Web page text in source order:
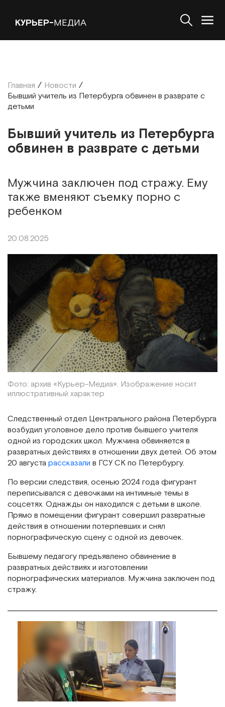
КУРЬЕР-МЕДИА
Главная / Новости /
Бывший учитель из Петербурга обвинен в разврате с
детьми
Бывший учитель из Петербурга
обвинен в разврате с детьми
Мужчина заключен под стражу. Ему
также вменяют съемку порно с
ребенком
20.08.2025
Фото: архив «Курьер-Медиа». Изображение носит
иллюстративный характер
Следственный отдел Центрального района Петербурга
возбудил уголовное дело против бывшего учителя
одной из городских школ. Мужчина обвиняется в
развратных действиях в отношении двух детей. Об этом
20 августарассказали в ГСУ СК по Петербургу.
По версии следствия, осенью 2024 года фигурант
переписывался с девочками на интимные темы в
соцсетях. Однажды он находился с детьми в школе.
Прямо в помещении фигурант совершил развратные
действия в отношении потерпевших и снял
порнографическую сцену с одной из девочек.
Бывшему педагогу предъявлено обвинение в
развратных действиях и изготовлении
порнографических материалов. Мужчина заключен под
стражу.